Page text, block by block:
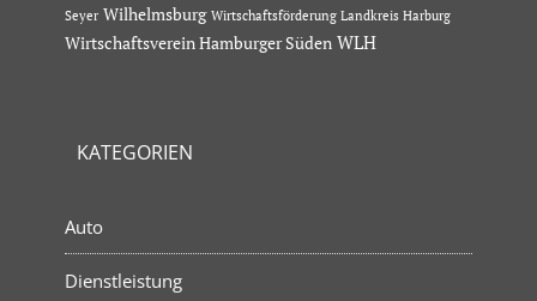
Seyer Wilhelmsburg Wirtschaftsförderung Landkreis Harburg
Wirtschaftsverein Hamburger Süden WLH
KATEGORIEN
Auto
Dienstleistung